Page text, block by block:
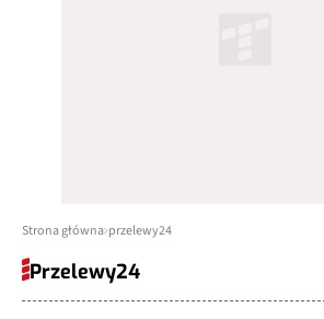
Strona główna przelewy24
Przelewy24